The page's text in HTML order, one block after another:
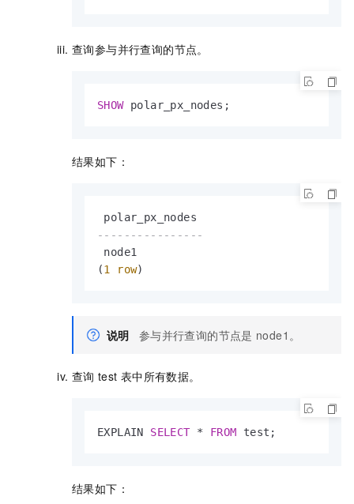
查询参与并行查询的节点。
SHOW polar_px_nodes;
结果如下：
----------------
node1
(1 row)
说明 参与并行查询的节点是 node1。
查询 test 表中所有数据。
EXPLAIN SELECT * FROM test;
结果如下：